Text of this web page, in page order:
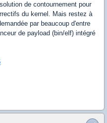
de contournement pour
du kernel. Mais restez à
par beaucoup d'entre
de payload (bin/elf) intégré